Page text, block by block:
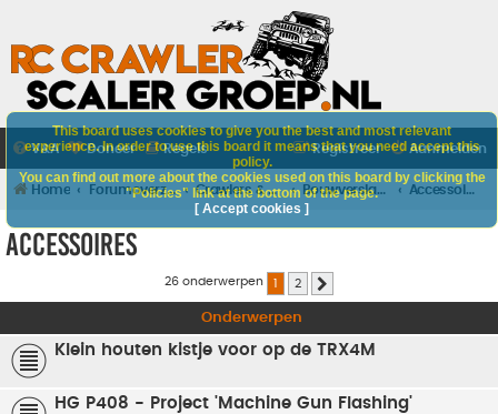
V&A Doneer Regels Aanmelden
Registreer
Home Forumoverzicht Crawlers & Scalers Bouwverslagen Accessoires
Accessoires
26 onderwerpen 2
Onderwerpen
Klein houten kistje voor op de TRX4M
HG P408 - Project 'Machine Gun Flashing'
This board uses cookies to give you the best and most relevant
experience. In order to use this board it means that you need accept this
policy.
You can find out more about the cookies used on this board by clicking the
"Policies" link at the bottom of the page.
[ Accept cookies ]